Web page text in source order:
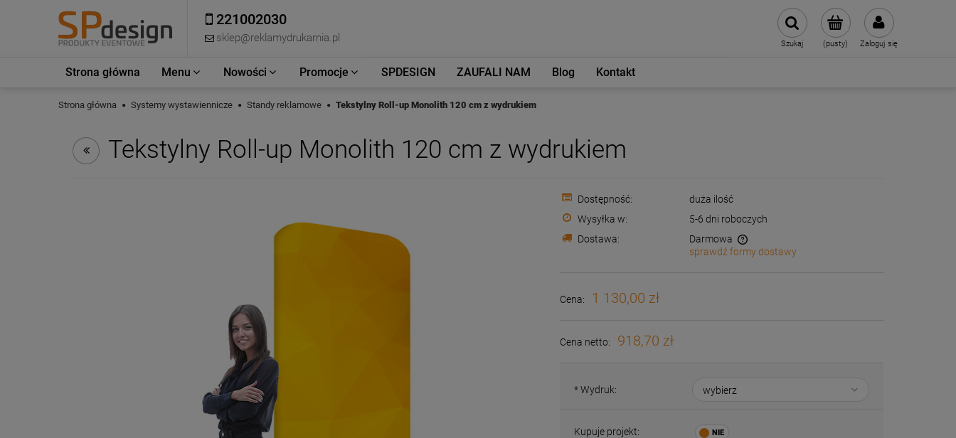
221002030
sklep@reklamydrukarnia.pl (pusty) Zaloguj się
Szukaj
Strona główna Menu Nowości Promocje SPDESIGN ZAUFALI NAM Blog Kontakt
Strona główna Systemy wystawiennicze Standy reklamowe Tekstylny Roll-up Monolith 120 cm z wydrukiem
Tekstylny Roll-up Monolith 120 cm z wydrukiem
Dostępność:
duża ilość
Wysyłka w:
5-6 dni roboczych
Dostawa:
Darmowa
sprawdź formy dostawy
Cena: 1 130,00 zł
Cena netto: 918,70 zł
*Wydruk:
Kupuje projekt: